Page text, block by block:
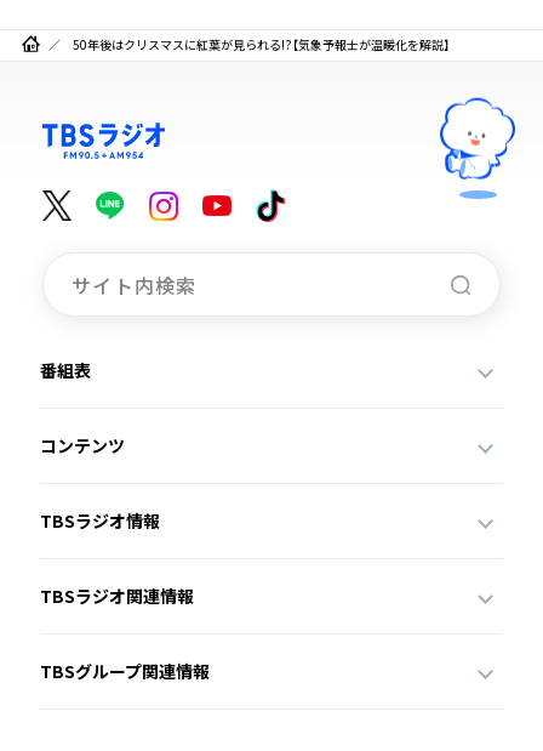
50年後はクリスマスに紅葉が見られる!?【気象予報士が温暖化を解説】
番組表
コンテンツ
TBSラジオ情報
TBSラジオ関連情報
TBSグループ関連情報